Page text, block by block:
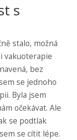
s
stalo, možná
vakuoterapie
bez
se jednoho
Byla jsem
očekávat. Ale
se podtlak
se cítit lépe.